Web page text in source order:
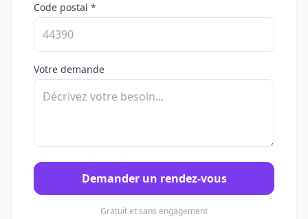
Code postal *
Votre demande
Demander un rendez-vous
Gratuit et sans engagement